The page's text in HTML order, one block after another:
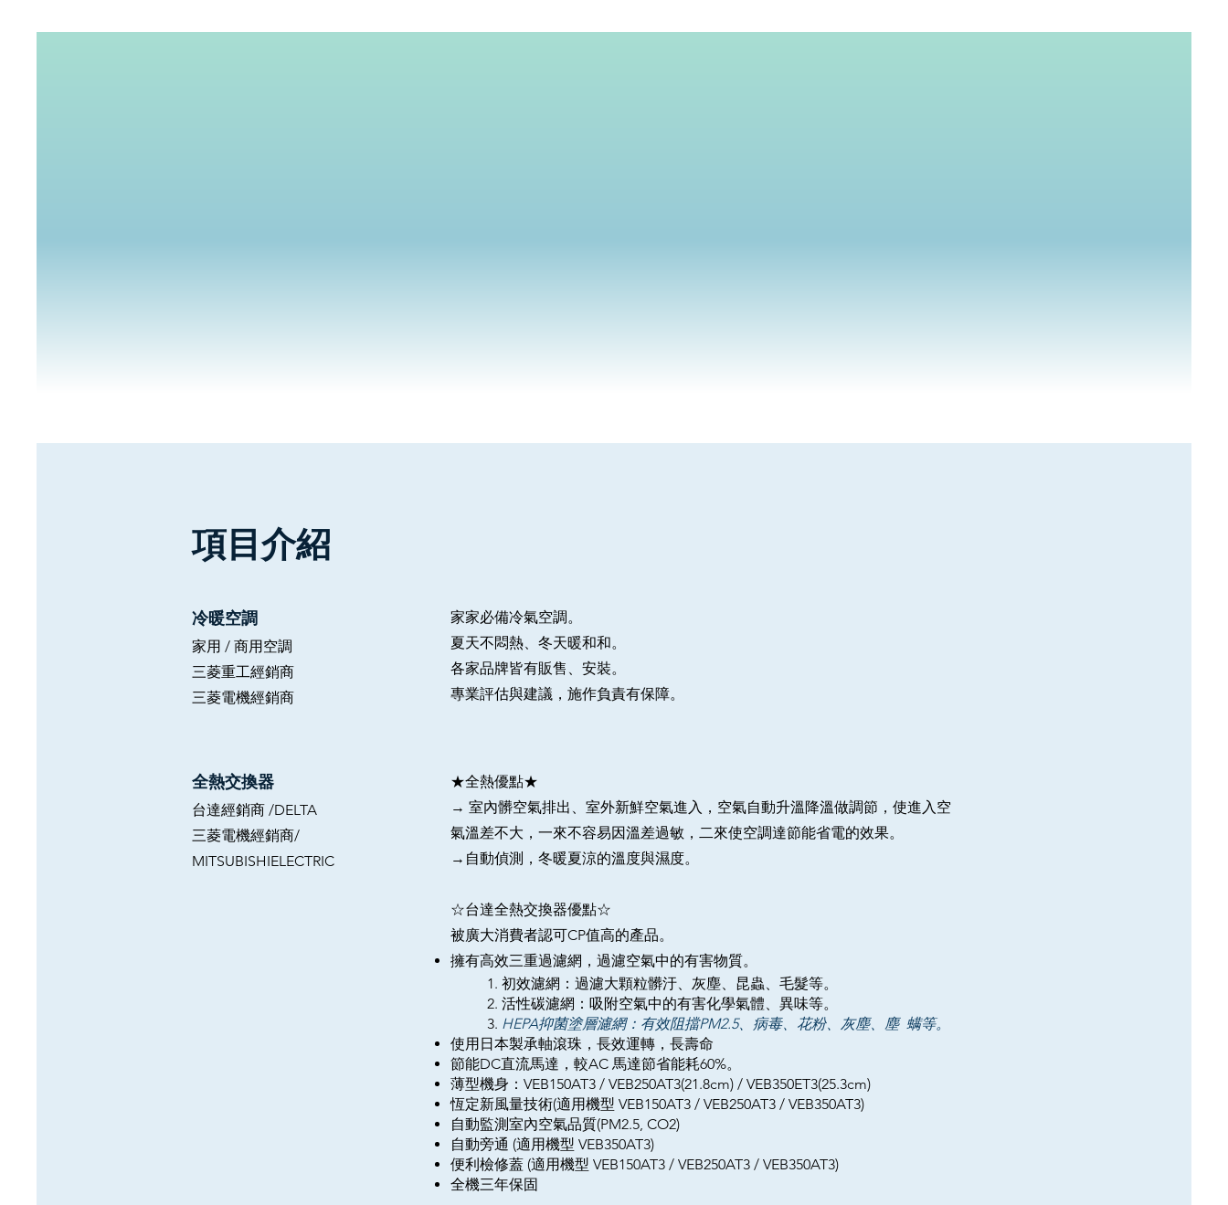
項目介紹
冷暖空調
家用 / 商用空調
​三菱重工經銷商
​三菱電機經銷商
家家必備冷氣空調。
​夏天不悶熱、冬天暖和和。
各家品牌皆有販售、安裝​。
​專業評估與建議，施作負責有保障。
全熱交換器
台達經銷商 /DELTA
三菱電機經銷商/
MITSUBISHIELECTRIC
★全熱優點★
→ 室內髒空氣排出、室外新鮮空氣進入，空氣自動升溫降溫做調節，使進入空
氣溫差不大，一來不容易因溫差過敏，二來使空調達節能省電的效果。
→自動偵測，冬暖夏涼的溫度與濕度。
☆台達全熱交換器優點☆
被廣大消費者認可CP值高的產品。
擁有高效三重過濾網， 過濾空氣中的有害物質​​。
1. 初效濾網：過濾大顆粒髒汙、灰塵、昆蟲、毛髮等。
2. 活性碳濾網：吸附空氣中的有害化學氣體、異味等。
3. HEPA抑菌塗層濾網：有效阻擋PM2.5、病毒、花粉、灰塵、塵 螨等。
使用日本製承軸滾珠，長效運轉，長壽命
節能DC直流馬達，較AC 馬達節省能耗60%。
薄型機身：VEB150AT3 / VEB250AT3(21.8cm) / VEB350ET3(25.3cm)
恆定新風量技術(適用機型 VEB150AT3 / VEB250AT3 / VEB350AT3)
自動監測室內空氣品質(PM2.5, CO2)
自動旁通 (適用機型 VEB350AT3)
便利檢修蓋 (適用機型 VEB150AT3 / VEB250AT3 / VEB350AT3)
全機三年保固